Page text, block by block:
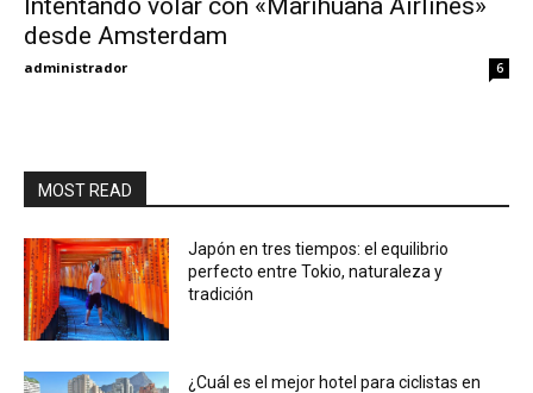
Intentando volar con «Marihuana Airlines»
desde Amsterdam
administrador 6
MOST READ
Japón en tres tiempos: el equilibrio
perfecto entre Tokio, naturaleza y
tradición
¿Cuál es el mejor hotel para ciclistas en